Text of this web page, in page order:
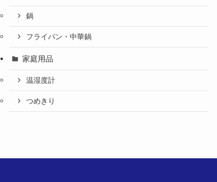
鍋
フライパン・中華鍋
家庭用品
温湿度計
つめきり